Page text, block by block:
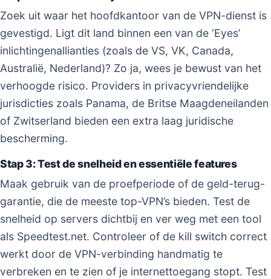
Zoek uit waar het hoofdkantoor van de VPN-dienst is
gevestigd. Ligt dit land binnen een van de ‘Eyes’
inlichtingenallianties (zoals de VS, VK, Canada,
Australië, Nederland)? Zo ja, wees je bewust van het
verhoogde risico. Providers in privacyvriendelijke
jurisdicties zoals Panama, de Britse Maagdeneilanden
of Zwitserland bieden een extra laag juridische
bescherming.
Stap 3: Test de snelheid en essentiële features
Maak gebruik van de proefperiode of de geld-terug-
garantie, die de meeste top-VPN’s bieden. Test de
snelheid op servers dichtbij en ver weg met een tool
als Speedtest.net. Controleer of de kill switch correct
werkt door de VPN-verbinding handmatig te
verbreken en te zien of je internettoegang stopt. Test